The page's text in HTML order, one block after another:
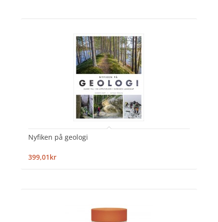
Nyfiken på geologi
399,01kr